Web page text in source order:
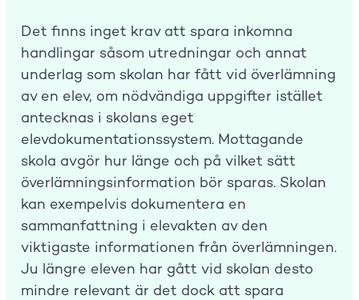
Det finns inget krav att spara inkomna
handlingar såsom utredningar och annat
underlag som skolan har fått vid överlämning
av en elev, om nödvändiga uppgifter istället
antecknas i skolans eget
elevdokumentationssystem. Mottagande
skola avgör hur länge och på vilket sätt
överlämningsinformation bör sparas. Skolan
kan exempelvis dokumentera en
sammanfattning i elevakten av den
viktigaste informationen från överlämningen.
Ju längre eleven har gått vid skolan desto
mindre relevant är det dock att spara